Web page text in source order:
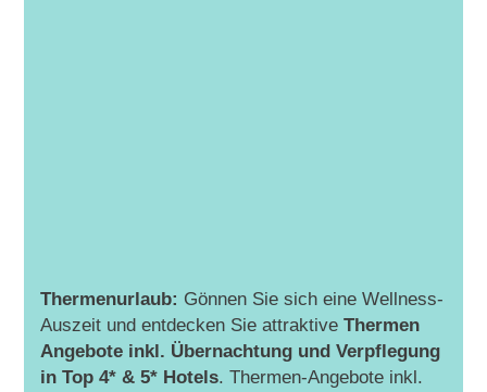
Thermenurlaub: Gönnen Sie sich eine Wellness-
Auszeit und entdecken Sie attraktiveThermen
Angebote inkl. Übernachtung und Verpflegung
in Top 4* & 5* Hotels. Thermen-Angebote inkl.